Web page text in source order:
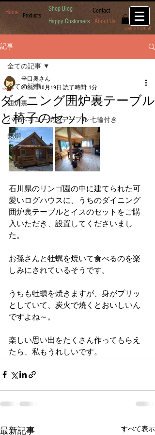
Home
Happy Customers
Contact
About Us
Shop Blog
Products
usar's manual
記事
全ての記事
囲炉裏
バーベキュー焼肉テーブル 七輪付き
熱燗
全ての記事
ダイニング囲炉裏テーブル
と椅子のセット
辛口奥さん
2025年10月19日 読了時間: 1分
石川県のリンゴ園の中に建てられた可
愛いログハウスに、うちのダイニング
囲炉裏テーブルとイスのセットをご購
入いただき、設置してくださいまし
た。
お孫さんと牡蠣を焼いて食べるのを楽
しみにされているそうです。
うちも牡蠣を焼きますが、身がプリッ
としていて、炭火で焼くとおいしいん
ですよね～。
楽しい思い出をたくさん作ってもらえ
たら、私もうれしいです。
最新記事 すべて表示